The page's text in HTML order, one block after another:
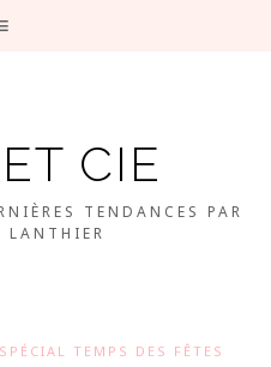
CIE
TENDANCES PAR
LANTHIER
SPÉCIAL TEMPS DES FÊTES